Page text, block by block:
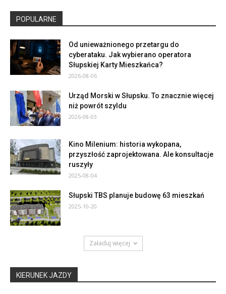
POPULARNE
Od unieważnionego przetargu do
cyberataku. Jak wybierano operatora
Słupskiej Karty Mieszkańca?
2026-08-06
Urząd Morski w Słupsku. To znacznie więcej
niż powrót szyldu
2026-08-03
Kino Milenium: historia wykopana,
przyszłość zaprojektowana. Ale konsultacje
ruszyły
2025-08-04
Słupski TBS planuje budowę 63 mieszkań
2025-10-20
Załaduj więcej
KIERUNEK JAZDY